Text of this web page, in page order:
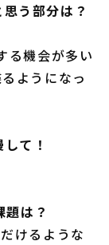
う部分は？
る機会が多い
ようになっ
て！
は？
けるような